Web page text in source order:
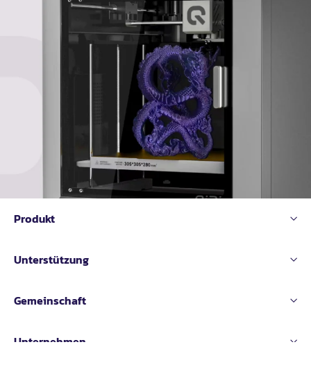
Produkt
Unterstützung
Gemeinschaft
Unternehmen